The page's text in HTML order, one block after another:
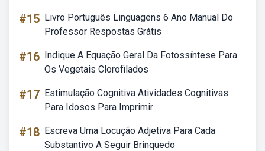
#15 Livro Português Linguagens 6 Ano Manual Do
Professor Respostas Grátis
#16 Indique A Equação Geral Da Fotossíntese Para
Os Vegetais Clorofilados
#17 Estimulação Cognitiva Atividades Cognitivas
Para Idosos Para Imprimir
#18 Escreva Uma Locução Adjetiva Para Cada
Substantivo A Seguir Brinquedo